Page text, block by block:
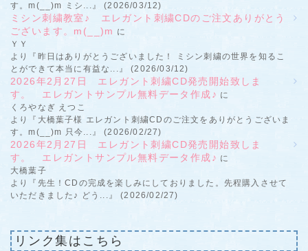
す。m(__)m ミシ...』 (2026/03/12)
ミシン刺繍教室♪ エレガント刺繍CDのご注文ありがとう
ございます。m(__)m に
ＹＹ
より『昨日はありがとうございました！ ミシン刺繍の世界を知るこ
とができて本当に有益な...』 (2026/03/12)
2026年2月27日 エレガント刺繍CD発売開始致しま
す。 エレガントサンプル無料データ作成♪ に
くろやなぎ えつこ
より『大橋葉子様 エレガント刺繍CDのご注文をありがとうございま
す。m(__)m 只今...』 (2026/02/27)
2026年2月27日 エレガント刺繍CD発売開始致しま
す。 エレガントサンプル無料データ作成♪ に
大橋葉子
より『先生！CDの完成を楽しみにしておりました。先程購入させて
いただきました♪ どう...』 (2026/02/27)
リンク集はこちら